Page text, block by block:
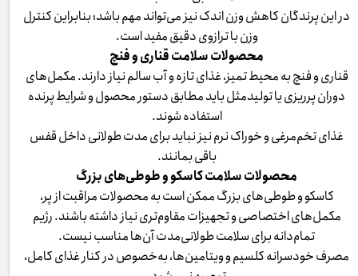
در این پرندگان کاهش وزن اندک نیز می‌تواند مهم باشد؛ بنابراین کنترل
وزن با ترازوی دقیق مفید است.
محصولات سلامت قناری و فنچ
قناری و فنچ به محیط تمیز، غذای تازه و آب سالم نیاز دارند. مکمل‌های
دوران پرریزی یا تولیدمثل باید مطابق دستور محصول و شرایط پرنده
استفاده شوند.
غذای تخم‌مرغی و خوراک نرم نیز نباید برای مدت طولانی داخل قفس
باقی بمانند.
محصولات سلامت کاسکو و طوطی‌های بزرگ
کاسکو و طوطی‌های بزرگ ممکن است به محصولات مراقبت از پر،
مکمل‌های اختصاصی و تجهیزات مقاوم‌تری نیاز داشته باشند. رژیم
تمام‌دانه برای سلامت طولانی‌مدت آن‌ها مناسب نیست.
مصرف خودسرانه کلسیم و ویتامین‌ها، به‌خصوص در کنار غذای کامل،